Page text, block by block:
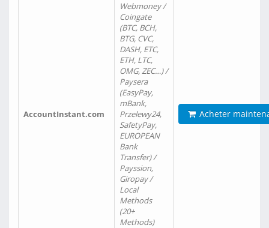
AccountInstant.com
Webmoney /
Coingate
(BTC, BCH,
BTG, CVC,
DASH, ETC,
ETH, LTC,
OMG, ZEC…) /
Paysera
(EasyPay,
mBank,
Przelewy24,
SafetyPay,
EUROPEAN
Bank
Transfer) /
Payssion,
Giropay /
Local
Methods
(20+
Methods)
Acheter